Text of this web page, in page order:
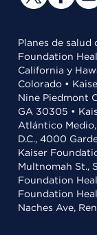
Planes de salud
Foundation
California y
Colorado •
Nine Piedmont
GA 30305 •
Atlántico
D.C., 4000
Kaiser
Multnomah St.,
Foundation
Foundation
Naches Ave,